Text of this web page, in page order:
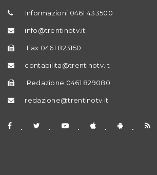
Informazioni 0461 433500
info@trentinotv.it
Fax 0461 823150
contabilita@trentinotv.it
Redazione 0461 829080
redazione@trentinotv.it